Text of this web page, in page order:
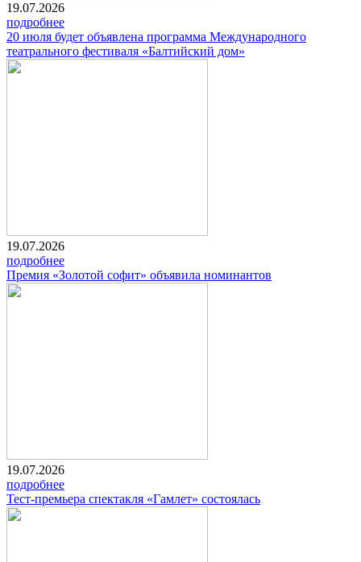
19.07.2026
подробнее
20 июля будет объявлена программа Международного
театрального фестиваля «Балтийский дом»
19.07.2026
подробнее
Премия «Золотой софит» объявила номинантов
19.07.2026
подробнее
Тест-премьера спектакля «Гамлет» состоялась